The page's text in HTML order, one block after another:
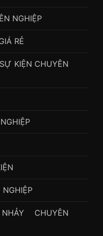
NGHIỆP
RẺ
KIỆN CHUYÊN
CHUYÊN